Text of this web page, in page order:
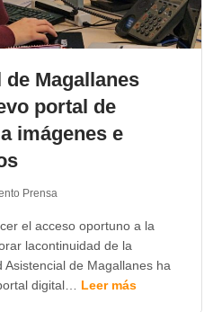
Magallanes
portal de
imágenes e
Prensa
el acceso oportuno a la
lacontinuidad de la
de Magallanes ha
digital… Leer más